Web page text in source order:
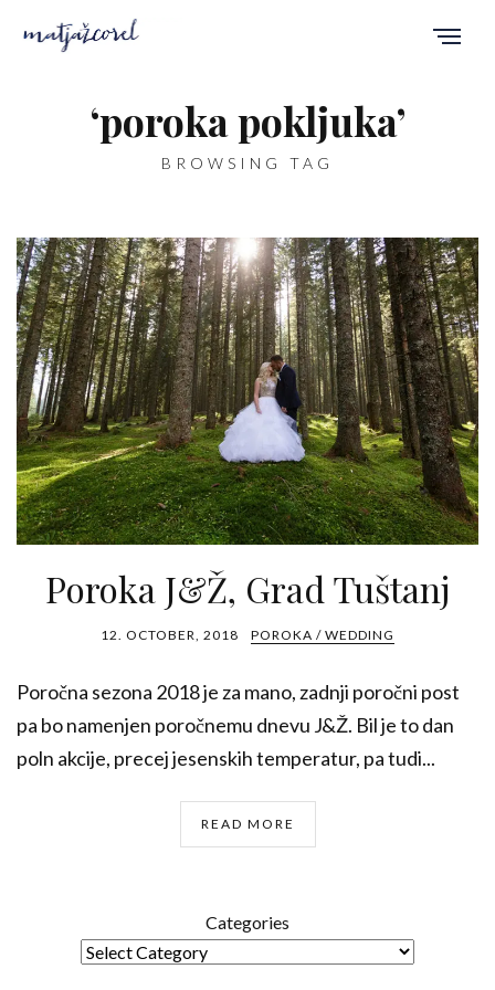
‘poroka pokljuka’
BROWSING TAG
Poroka J&Ž, Grad Tuštanj
12. OCTOBER, 2018 POROKA / WEDDING
Poročna sezona 2018 je za mano, zadnji poročni post
pa bo namenjen poročnemu dnevu J&Ž. Bil je to dan
poln akcije, precej jesenskih temperatur, pa tudi...
READ MORE
Categories